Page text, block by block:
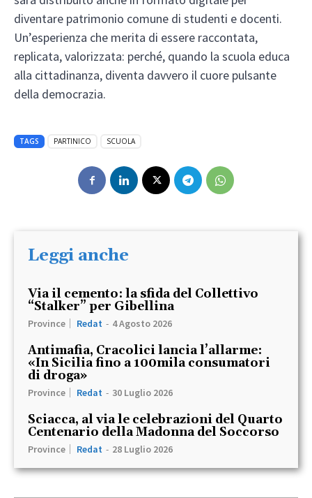
diventare patrimonio comune di studenti e docenti.
Un’esperienza che merita di essere raccontata,
replicata, valorizzata: perché, quando la scuola educa
alla cittadinanza, diventa davvero il cuore pulsante
della democrazia.
TAGS PARTINICO SCUOLA
Leggi anche
Via il cemento: la sfida del Collettivo
“Stalker” per Gibellina
Province Redat - 4 Agosto 2026
Antimafia, Cracolici lancia l’allarme:
«In Sicilia fino a 100mila consumatori
di droga»
Province Redat - 30 Luglio 2026
Sciacca, al via le celebrazioni del Quarto
Centenario della Madonna del Soccorso
Province Redat - 28 Luglio 2026